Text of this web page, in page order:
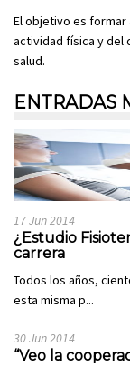
El objetivo es
actividad física y del
salud.
ENTRADAS
17 Jun 2014
¿Estudio
carrera
Todos los años,
esta misma p...
30 Jun 2014
“Veo la